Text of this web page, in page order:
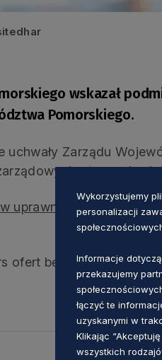
wskazał
Pomorskiego.
uchwały Zarządu
otrzymało
uprawnionych do
ofert będzie ogłoszony
Wykorzystujemy
personalizacji
Informacje
przekazujemy
łączyć te
uzyskanymi w
Klikając
wszystkich